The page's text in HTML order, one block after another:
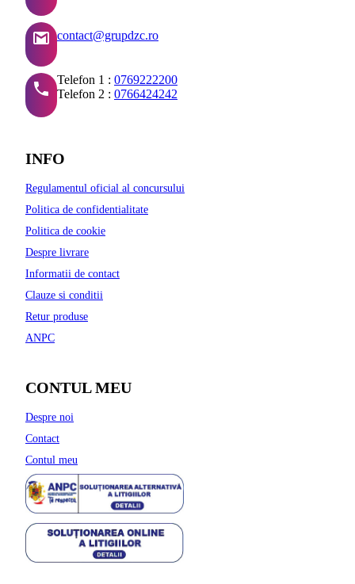
contact@grupdzc.ro
Telefon 1 : 0769222200
Telefon 2 : 0766424242
INFO
Regulamentul oficial al concursului
Politica de confidentialitate
Politica de cookie
Despre livrare
Informatii de contact
Clauze si conditii
Retur produse
ANPC
CONTUL MEU
Despre noi
Contact
Contul meu